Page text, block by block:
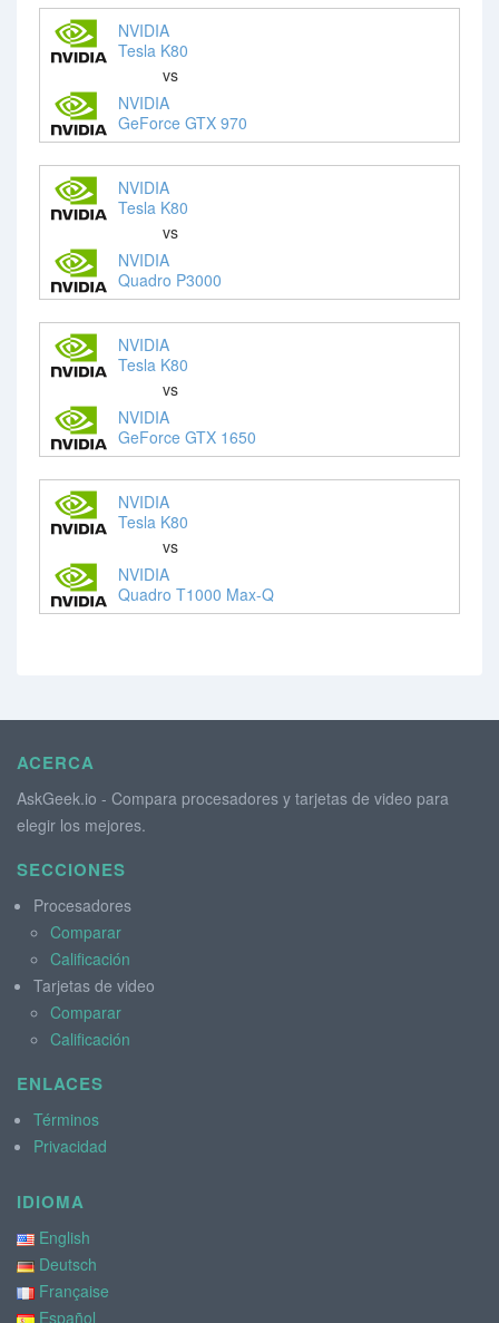
NVIDIA
Tesla K80
vs
NVIDIA
GeForce GTX 970
NVIDIA
Tesla K80
vs
NVIDIA
Quadro P3000
NVIDIA
Tesla K80
vs
NVIDIA
GeForce GTX 1650
NVIDIA
Tesla K80
vs
NVIDIA
Quadro T1000 Max-Q
ACERCA
AskGeek.io - Compara procesadores y tarjetas de video para
elegir los mejores.
SECCIONES
Procesadores
Comparar
Calificación
Tarjetas de video
Comparar
Calificación
ENLACES
Términos
Privacidad
IDIOMA
English
Deutsch
Française
Español